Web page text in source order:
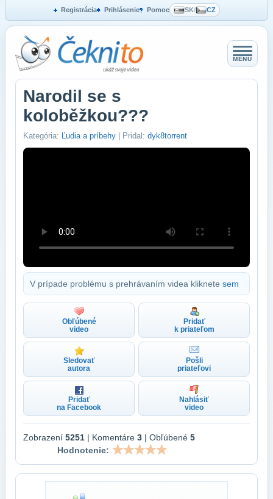
Registrácia Prihlásenie Pomoc SK/ CZ
MENU
Narodil se s
koloběžkou???
Kategória: Ľudia a príbehy | Pridal: dyk8torrent
V prípade problému s prehrávaním videa kliknete sem
Obľúbené
video
Pridať
k priateľom
Sledovať
autora
Pošli
priateľovi
Pridať
na Facebook
Nahlásiť
video
Zobrazení 5251 | Komentáre 3 | Obľúbené 5
Hodnotenie: